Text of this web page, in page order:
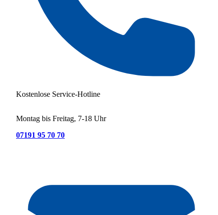
Kostenlose Service-Hotline
Montag bis Freitag, 7-18 Uhr
07191 95 70 70